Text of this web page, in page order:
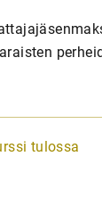
tulossa